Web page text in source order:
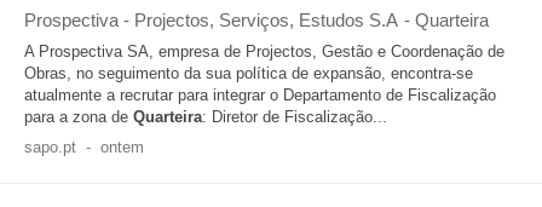
Prospectiva - Projectos, Serviços, Estudos S.A - Quarteira
A Prospectiva SA, empresa de Projectos, Gestão e Coordenação de
Obras, no seguimento da sua política de expansão, encontra-se
atualmente a recrutar para integrar o Departamento de Fiscalização
para a zona de Quarteira: Diretor de Fiscalização...
sapo.pt - ontem